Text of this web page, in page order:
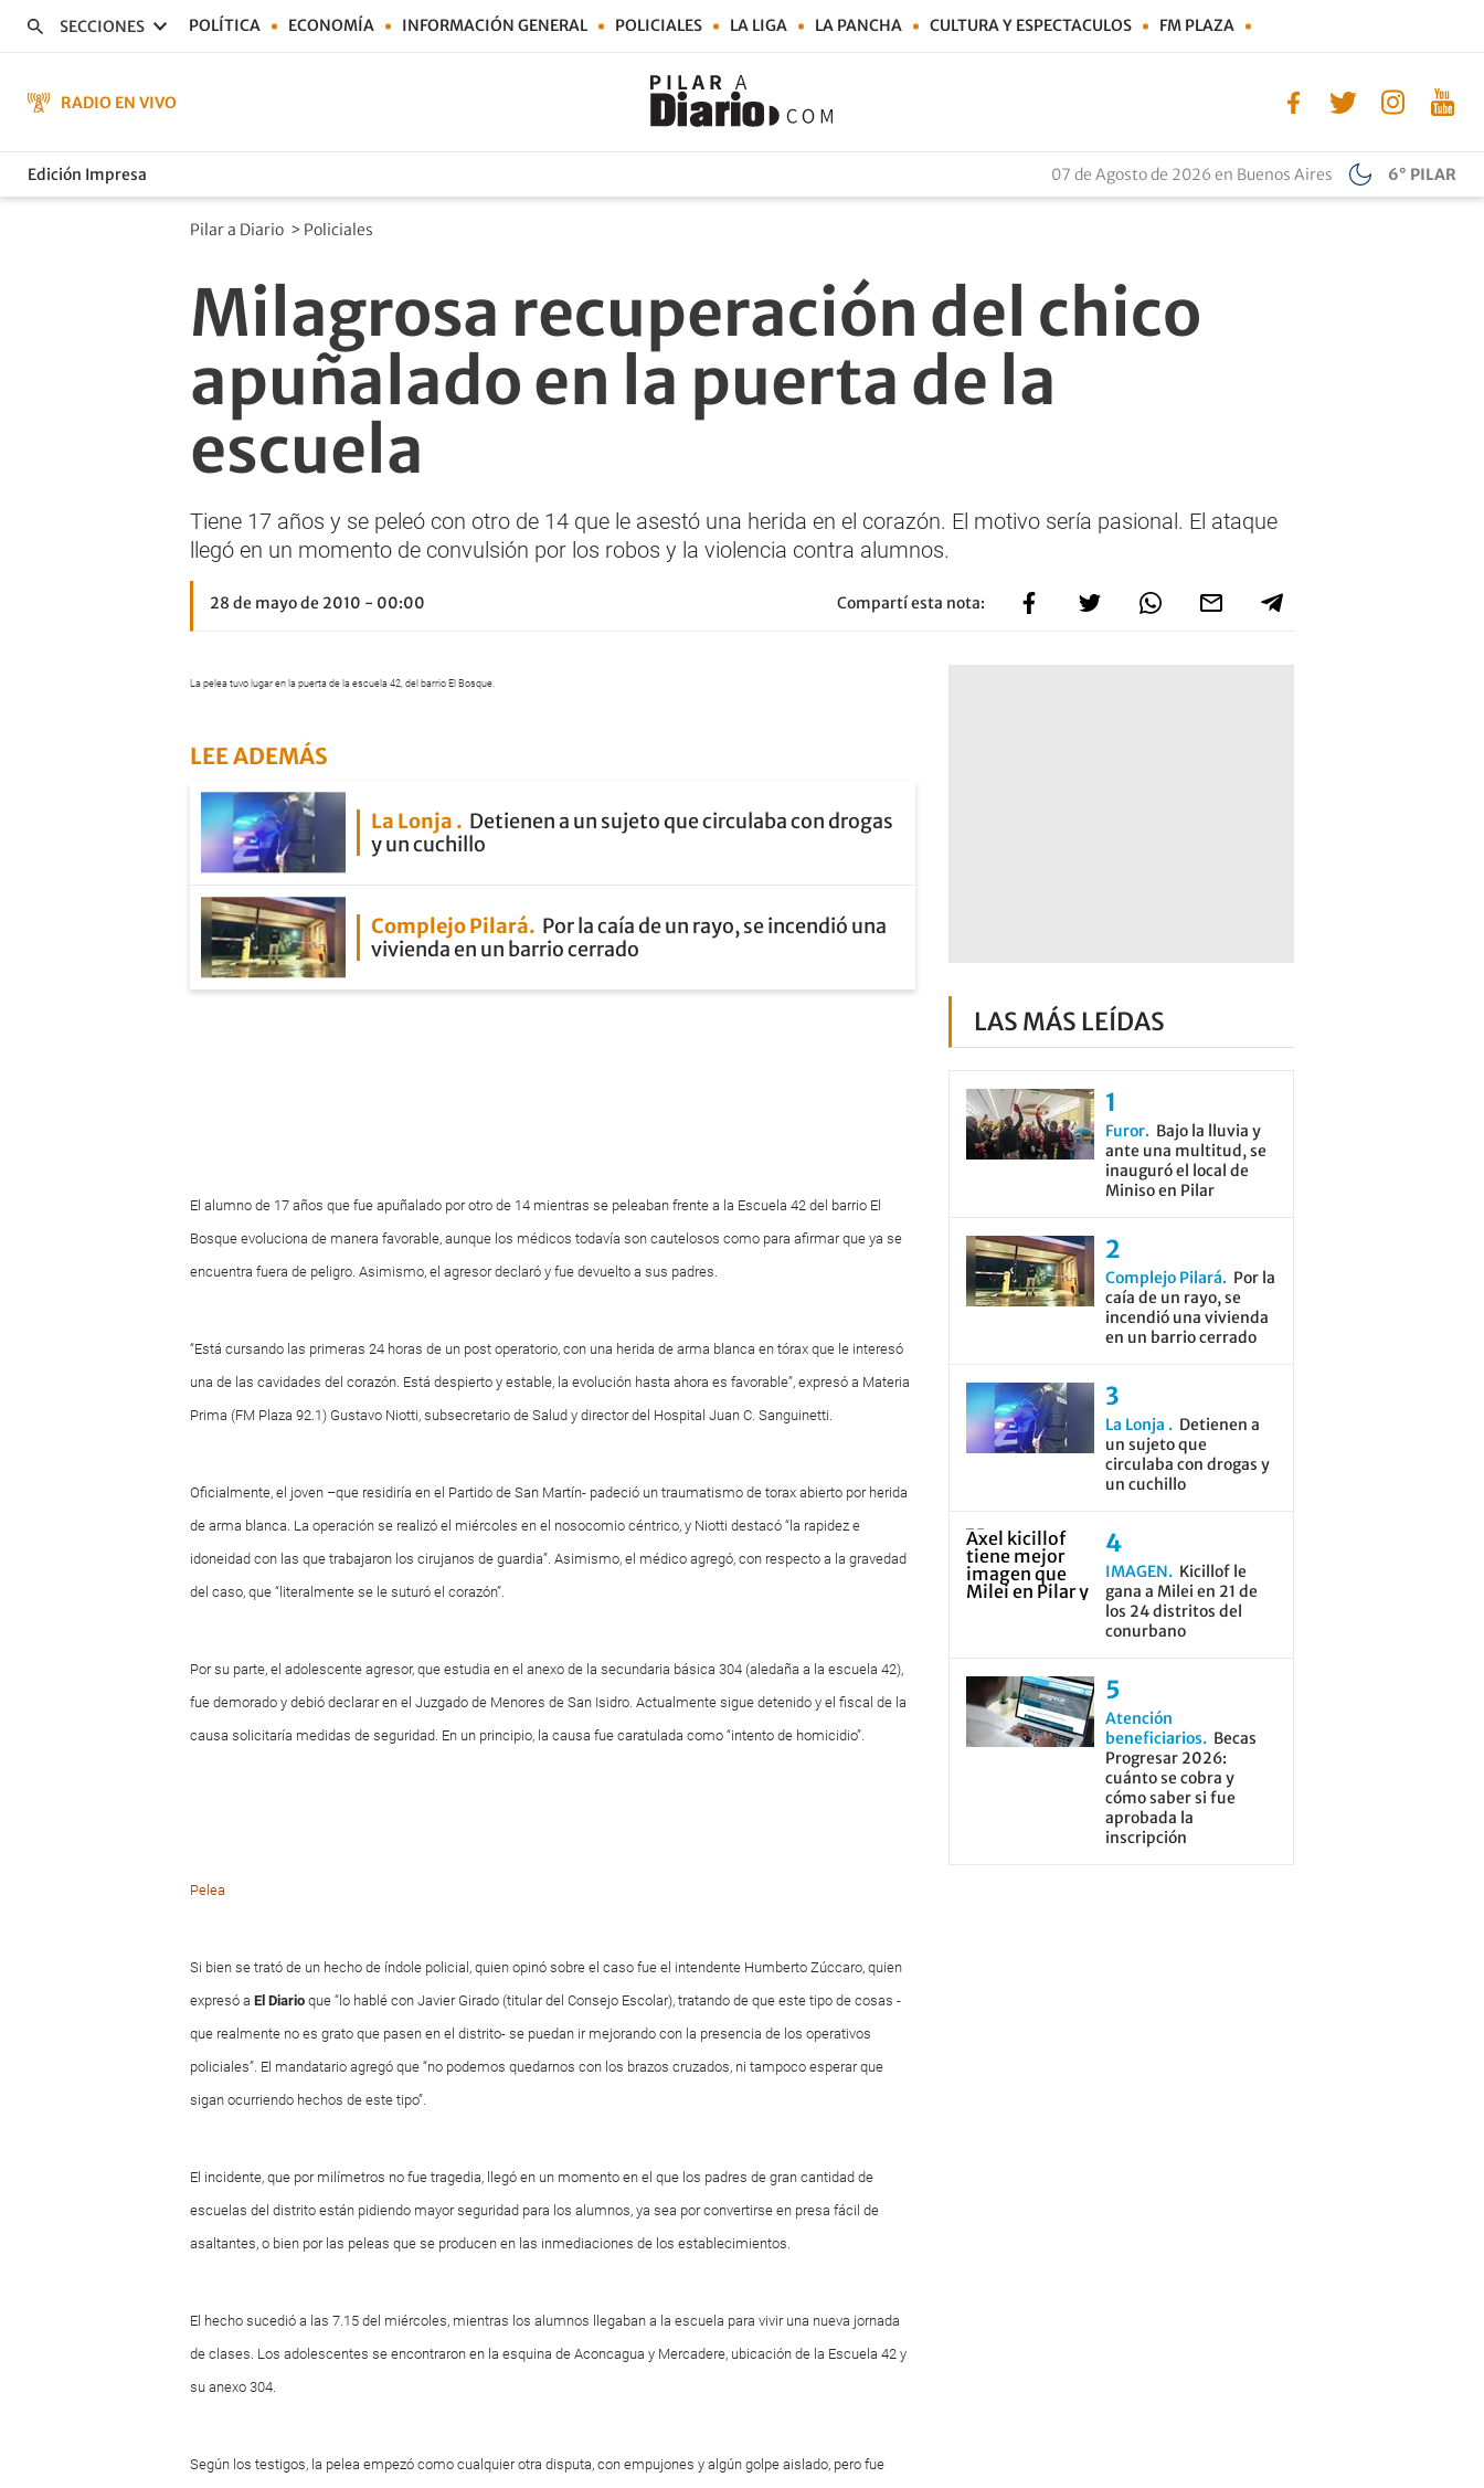
SECCIONES POLÍTICA ECONOMÍA INFORMACIÓN GENERAL POLICIALES LA LIGA LA PANCHA CULTURA Y ESPECTACULOS FM PLAZA
RADIO EN VIVO
Edición Impresa 07 de Agosto de 2026 en Buenos Aires 6° PILAR
Pilar a Diario > Policiales
Milagrosa recuperación del chico
apuñalado en la puerta de la
escuela
Tiene 17 años y se peleó con otro de 14 que le asestó una herida en el corazón. El motivo sería pasional. El ataque
llegó en un momento de convulsión por los robos y la violencia contra alumnos.
28 de mayo de 2010 - 00:00 Compartí esta nota:
La pelea tuvo lugar en la puerta de la escuela 42, del barrio El Bosque.
LEE ADEMÁS
La Lonja
Detienen a un sujeto que circulaba con drogas
y un cuchillo
Complejo Pilará
Por la caía de un rayo, se incendió una
vivienda en un barrio cerrado
El alumno de 17 años que fue apuñalado por otro de 14 mientras se peleaban frente a la Escuela 42 del barrio El
Bosque evoluciona de manera favorable, aunque los médicos todavía son cautelosos como para afirmar que ya se
encuentra fuera de peligro. Asimismo, el agresor declaró y fue devuelto a sus padres.
“Está cursando las primeras 24 horas de un post operatorio, con una herida de arma blanca en tórax que le interesó
una de las cavidades del corazón. Está despierto y estable, la evolución hasta ahora es favorable”, expresó a Materia
Prima (FM Plaza 92.1) Gustavo Niotti, subsecretario de Salud y director del Hospital Juan C. Sanguinetti.
Oficialmente, el joven –que residiría en el Partido de San Martín- padeció un traumatismo de torax abierto por herida
de arma blanca. La operación se realizó el miércoles en el nosocomio céntrico, y Niotti destacó “la rapidez e
idoneidad con las que trabajaron los cirujanos de guardia”. Asimismo, el médico agregó, con respecto a la gravedad
del caso, que “literalmente se le suturó el corazón”.
Por su parte, el adolescente agresor, que estudia en el anexo de la secundaria básica 304 (aledaña a la escuela 42),
fue demorado y debió declarar en el Juzgado de Menores de San Isidro. Actualmente sigue detenido y el fiscal de la
causa solicitaría medidas de seguridad. En un principio, la causa fue caratulada como “intento de homicidio”.
Pelea
Si bien se trató de un hecho de índole policial, quien opinó sobre el caso fue el intendente Humberto Zúccaro, quien
expresó a El Diario que “lo hablé con Javier Girado (titular del Consejo Escolar), tratando de que este tipo de cosas -
que realmente no es grato que pasen en el distrito- se puedan ir mejorando con la presencia de los operativos
policiales”. El mandatario agregó que “no podemos quedarnos con los brazos cruzados, ni tampoco esperar que
sigan ocurriendo hechos de este tipo”.
El incidente, que por milímetros no fue tragedia, llegó en un momento en el que los padres de gran cantidad de
escuelas del distrito están pidiendo mayor seguridad para los alumnos, ya sea por convertirse en presa fácil de
asaltantes, o bien por las peleas que se producen en las inmediaciones de los establecimientos.
El hecho sucedió a las 7.15 del miércoles, mientras los alumnos llegaban a la escuela para vivir una nueva jornada
de clases. Los adolescentes se encontraron en la esquina de Aconcagua y Mercadere, ubicación de la Escuela 42 y
su anexo 304.
Según los testigos, la pelea empezó como cualquier otra disputa, con empujones y algún golpe aislado, pero fue
LAS MÁS LEÍDAS
Furor
Bajo la lluvia y
ante una multitud, se
inauguró el local de
Miniso en Pilar
Complejo Pilará
Por la
caía de un rayo, se
incendió una vivienda
en un barrio cerrado
La Lonja
Detienen a
un sujeto que
circulaba con drogas y
un cuchillo
IMAGEN
Kicillof le
gana a Milei en 21 de
los 24 distritos del
conurbano
Atención
beneficiarios
Becas
Progresar 2026:
cuánto se cobra y
cómo saber si fue
aprobada la
inscripción